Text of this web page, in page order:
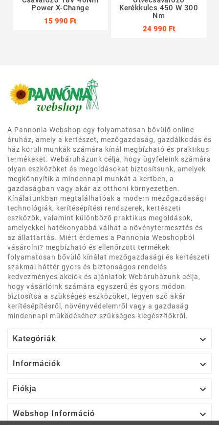
Power X-Change
15 990 Ft
Kerékkulcs 450 W 300
Nm
24 990 Ft
A Pannonia Webshop egy folyamatosan bővülő online
áruház, amely a kertészet, mezőgazdaság, gazdálkodás és
ház körüli munkák számára kínál megbízható és praktikus
termékeket. Webáruházunk célja, hogy ügyfeleink számára
olyan eszközöket és megoldásokat biztosítsunk, amelyek
megkönnyítik a mindennapi munkát a kertben, a
gazdaságban vagy akár az otthoni környezetben.
Kínálatunkban megtalálhatóak a modern mezőgazdasági
technológiák, kerítésépítési rendszerek, kertészeti
eszközök, valamint különböző praktikus megoldások,
amelyekkel hatékonyabbá válhat a növénytermesztés és
az állattartás. Miért érdemes a Pannonia Webshopból
vásárolni? megbízható és ellenőrzött termékek
folyamatosan bővülő kínálat mezőgazdasági és kertészeti
szakmai háttér gyors és biztonságos rendelés
kedvezményes akciók és ajánlatok Webáruházunk célja,
hogy vásárlóink számára egyszerű és gyors módon
biztosítsa a szükséges eszközöket, legyen szó akár
kerítésépítésről, növényvédelemről vagy a gazdaság
mindennapi működéséhez szükséges kiegészítőkről.
Kategóriák 
Információk 
Fiókja 
Webshop Információ 